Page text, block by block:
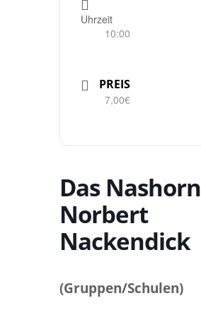
Uhrzeit
10:00
PREIS
7,00€
Das Nashorn
Norbert
Nackendick
(Gruppen/Schulen)